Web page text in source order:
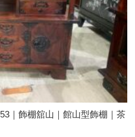
｜飾棚舘山｜館山型飾棚｜茶